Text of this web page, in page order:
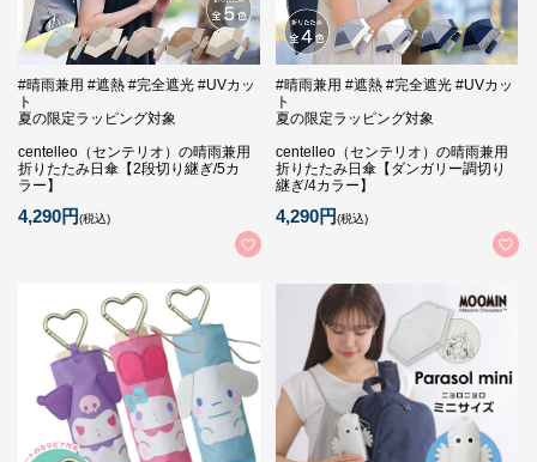
#晴雨兼用 #遮熱 #完全遮光 #UVカッ
ト
夏の限定ラッピング対象
centelleo（センテリオ）の晴雨兼用
折りたたみ日傘【2段切り継ぎ/5カ
ラー】
4,290円(税込)
#晴雨兼用 #遮熱 #完全遮光 #UVカッ
ト
夏の限定ラッピング対象
centelleo（センテリオ）の晴雨兼用
折りたたみ日傘【ダンガリー調切り
継ぎ/4カラー】
4,290円(税込)